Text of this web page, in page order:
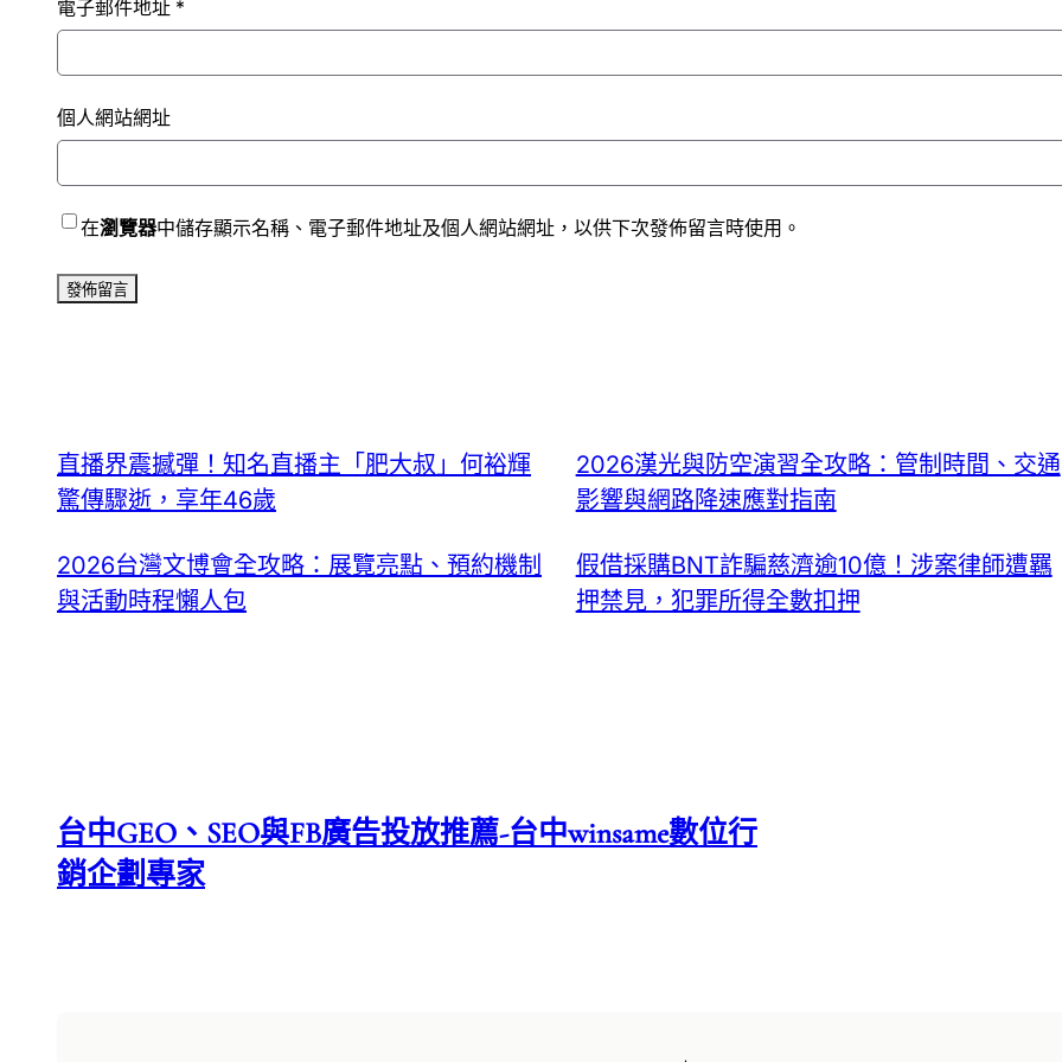
電子郵件地址 *
個人網站網址
在瀏覽器中儲存顯示名稱、電子郵件地址及個人網站網址，以供下次發佈留言時使用。
直播界震撼彈！知名直播主「肥大叔」何裕輝
驚傳驟逝，享年46歲
2026漢光與防空演習全攻略：管制時間、交通
影響與網路降速應對指南
2026台灣文博會全攻略：展覽亮點、預約機制
與活動時程懶人包
假借採購BNT詐騙慈濟逾10億！涉案律師遭羈
押禁見，犯罪所得全數扣押
台中GEO、SEO與FB廣告投放推薦-台中winsame數位行
銷企劃專家